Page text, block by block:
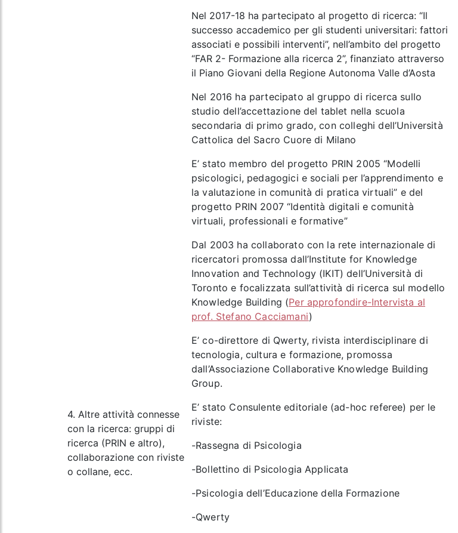
4. Altre attività connesse
con la ricerca: gruppi di
ricerca (PRIN e altro),
collaborazione con riviste
o collane, ecc.
Nel 2017-18 ha partecipato al progetto di ricerca: “Il
successo accademico per gli studenti universitari: fattori
associati e possibili interventi”, nell’ambito del progetto
“FAR 2- Formazione alla ricerca 2”, finanziato attraverso
il Piano Giovani della Regione Autonoma Valle d’Aosta
Nel 2016 ha partecipato al gruppo di ricerca sullo
studio dell’accettazione del tablet nella scuola
secondaria di primo grado, con colleghi dell’Università
Cattolica del Sacro Cuore di Milano
E’ stato membro del progetto PRIN 2005 “Modelli
psicologici, pedagogici e sociali per l’apprendimento e
la valutazione in comunità di pratica virtuali” e del
progetto PRIN 2007 “Identità digitali e comunità
virtuali, professionali e formative”
Dal 2003 ha collaborato con la rete internazionale di
ricercatori promossa dall’Institute for Knowledge
Innovation and Technology (IKIT) dell’Università di
Toronto e focalizzata sull’attività di ricerca sul modello
Knowledge Building (Per approfondire-Intervista al
prof. Stefano Cacciamani)
E’ co-direttore di Qwerty, rivista interdisciplinare di
tecnologia, cultura e formazione, promossa
dall’Associazione Collaborative Knowledge Building
Group.
E’ stato Consulente editoriale (ad-hoc referee) per le
riviste:
-Rassegna di Psicologia
-Bollettino di Psicologia Applicata
-Psicologia dell’Educazione della Formazione
-Qwerty